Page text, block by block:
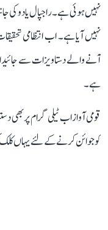
نہیں ہوئی ہے۔ راجپال یادو کی
نہیں آیا ہے۔ اب انتظامی
آنے والے دستاویزات سے
ہے۔
قومی آواز اب ٹیلی گرام پر
کو جوائن کرنے کے لئے یہاں